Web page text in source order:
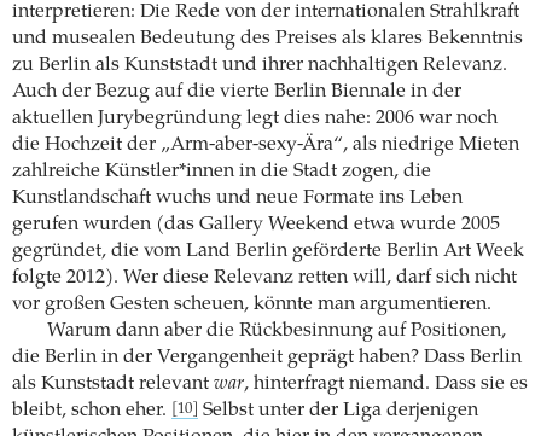
interpretieren: Die Rede von der internationalen Strahlkraft
und musealen Bedeutung des Preises als klares Bekenntnis
zu Berlin als Kunststadt und ihrer nachhaltigen Relevanz.
Auch der Bezug auf die vierte Berlin Biennale in der
aktuellen Jurybegründung legt dies nahe: 2006 war noch
die Hochzeit der „Arm-aber-sexy-Ära“, als niedrige Mieten
zahlreiche Künstler*innen in die Stadt zogen, die
Kunstlandschaft wuchs und neue Formate ins Leben
gerufen wurden (das Gallery Weekend etwa wurde 2005
gegründet, die vom Land Berlin geförderte Berlin Art Week
folgte 2012). Wer diese Relevanz retten will, darf sich nicht
vor großen Gesten scheuen, könnte man argumentieren.
Warum dann aber die Rückbesinnung auf Positionen,
die Berlin in der Vergangenheit geprägt haben? Dass Berlin
als Kunststadt relevant war, hinterfragt niemand. Dass sie es
bleibt, schon eher.
[10]
Selbst unter der Liga derjenigen